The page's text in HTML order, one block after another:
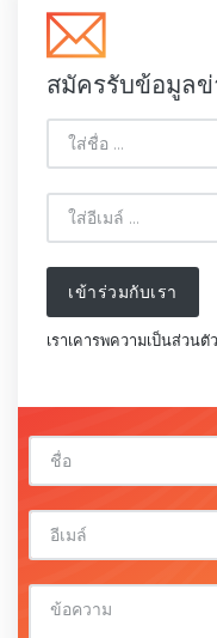
สมัครรับข้อมูลข่
เข้าร่วมกับเรา
เราเคารพความเป็นส่วน